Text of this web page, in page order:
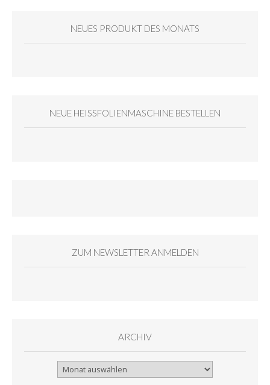
NEUES PRODUKT DES MONATS
NEUE HEISSFOLIENMASCHINE BESTELLEN
ZUM NEWSLETTER ANMELDEN
ARCHIV
Archiv